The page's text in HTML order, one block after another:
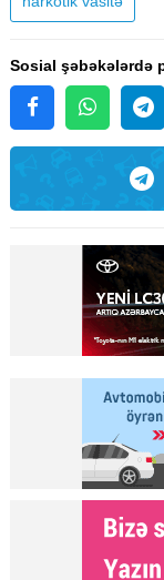
Sosial şəbəkələrdə